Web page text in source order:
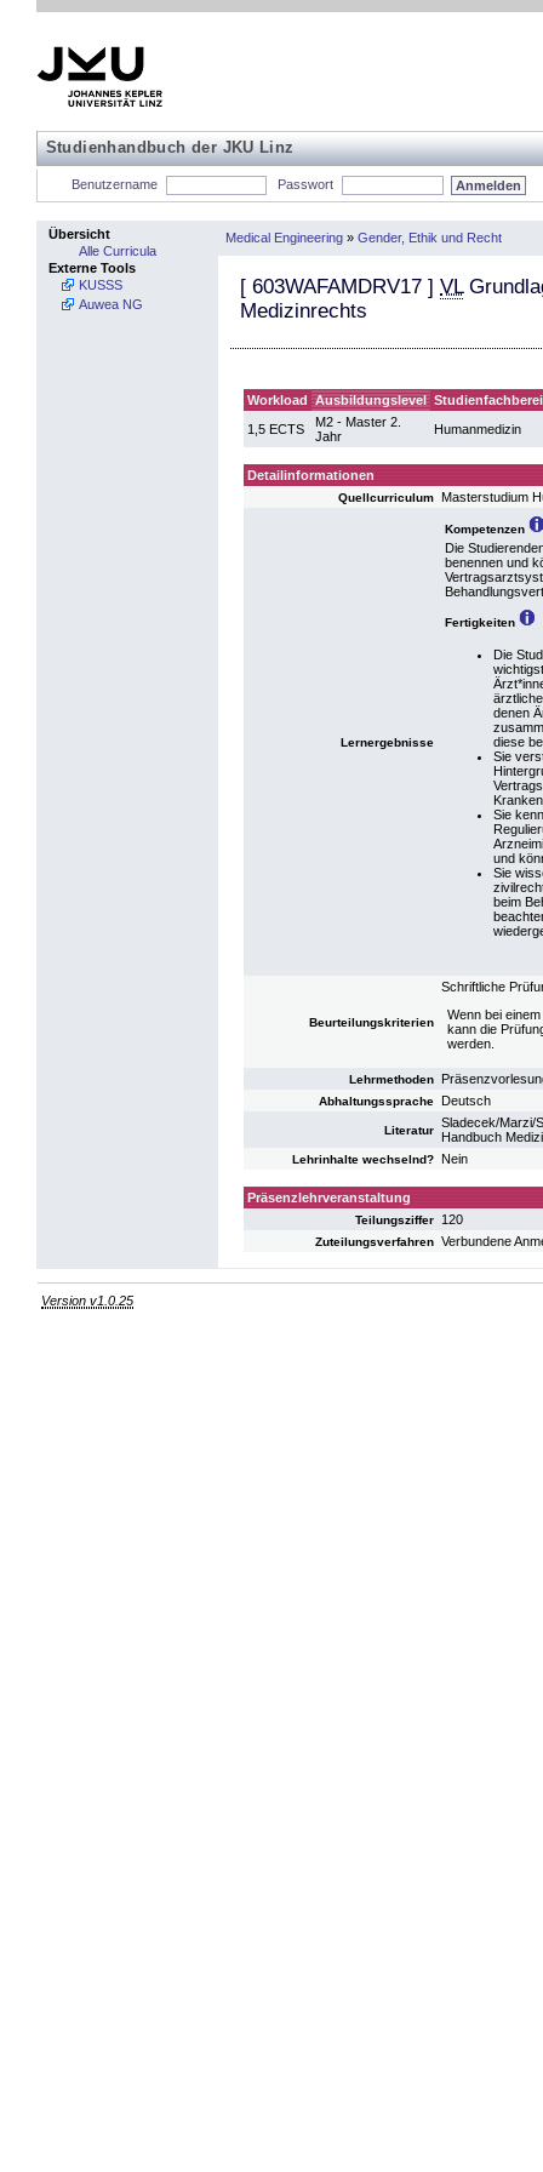
Studienhandbuch der JKU Linz
Benutzername Passwort
Übersicht
Alle Curricula
Externe Tools
KUSSS
Auwea NG
Medical Engineering » Gender, Ethik und Recht
[ 603WAFAMDRV17 ] VL
Medizinrechts
Workload Ausbildungslevel
1,5 ECTS
M2 - Master 2.
Jahr
Humanmedizin
Detailinformationen
Quellcurriculum Masterstudium
Lernergebnisse
Kompetenzen
Die
benennen und
Fertigkeiten
Die
denen
diese
Sie
Sie
und
Sie
beim
Beurteilungskriterien
Schriftliche
Wenn bei
kann die
werden.
Lehrmethoden
Abhaltungssprache Deutsch
Literatur
Sladecek/Marzi/
Handbuch
Lehrinhalte wechselnd? Nein
Präsenzlehrveranstaltung
Teilungsziffer 120
Zuteilungsverfahren Verbundene
Version v1.0.25